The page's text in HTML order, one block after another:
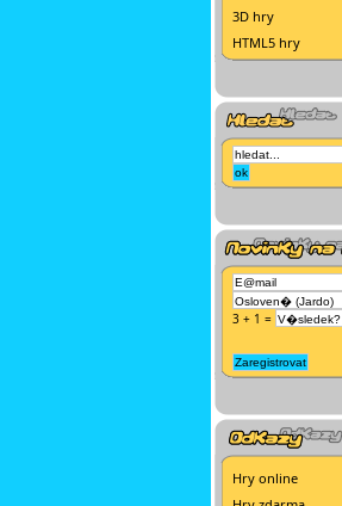
3D hry
HTML5 hry
3 + 1 =
Hry online